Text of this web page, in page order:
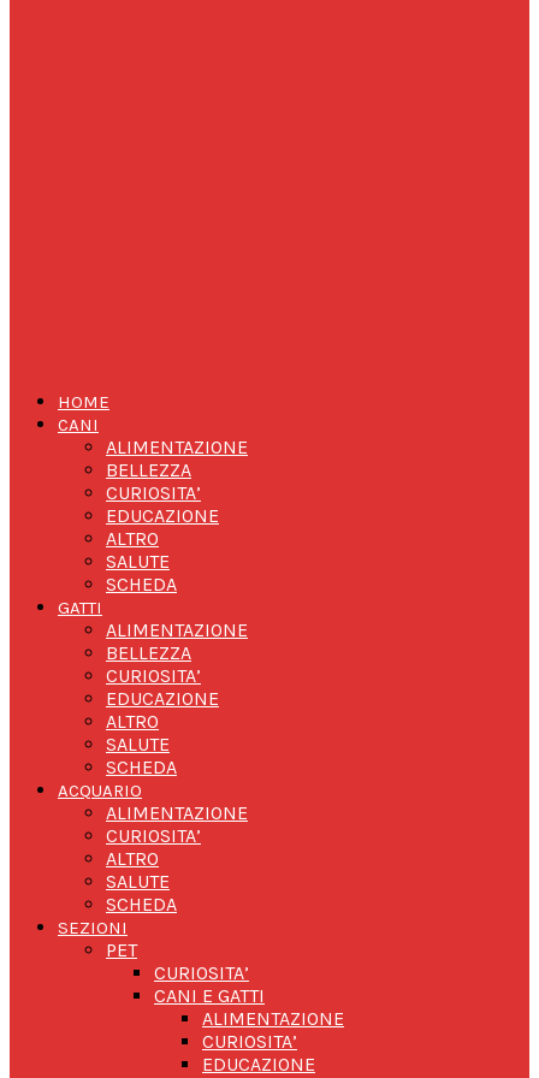
HOME
CANI
ALIMENTAZIONE
BELLEZZA
CURIOSITA’
EDUCAZIONE
ALTRO
SALUTE
SCHEDA
GATTI
ALIMENTAZIONE
BELLEZZA
CURIOSITA’
EDUCAZIONE
ALTRO
SALUTE
SCHEDA
ACQUARIO
ALIMENTAZIONE
CURIOSITA’
ALTRO
SALUTE
SCHEDA
SEZIONI
PET
CURIOSITA’
CANI E GATTI
ALIMENTAZIONE
CURIOSITA’
EDUCAZIONE